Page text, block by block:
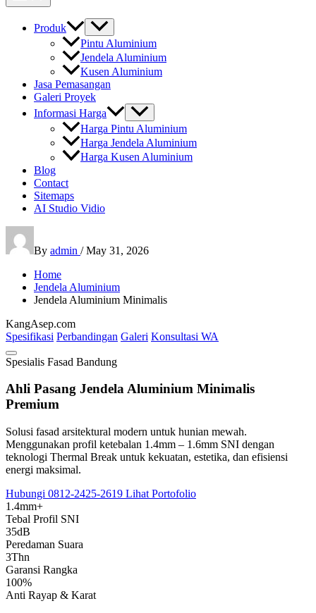
Produk
Pintu Aluminium
Jendela Aluminium
Kusen Aluminium
Jasa Pemasangan
Galeri Proyek
Informasi Harga
Harga Pintu Aluminium
Harga Jendela Aluminium
Harga Kusen Aluminium
Blog
Contact
Sitemaps
AI Studio Vidio
By admin /May 31, 2026
Home
Jendela Aluminium
Jendela Aluminium Minimalis
KangAsep.com
Spesifikasi Perbandingan Galeri Konsultasi WA
Spesialis Fasad Bandung
Ahli Pasang Jendela Aluminium Minimalis
Premium
Solusi fasad arsitektural modern untuk hunian mewah.
Menggunakan profil ketebalan 1.4mm – 1.6mm SNI dengan
teknologi Thermal Break untuk kekuatan, estetika, dan efisiensi
energi maksimal.
Hubungi 0812-2425-2619 Lihat Portofolio
1.4mm+
Tebal Profil SNI
35dB
Peredaman Suara
3Thn
Garansi Rangka
100%
Anti Rayap & Karat